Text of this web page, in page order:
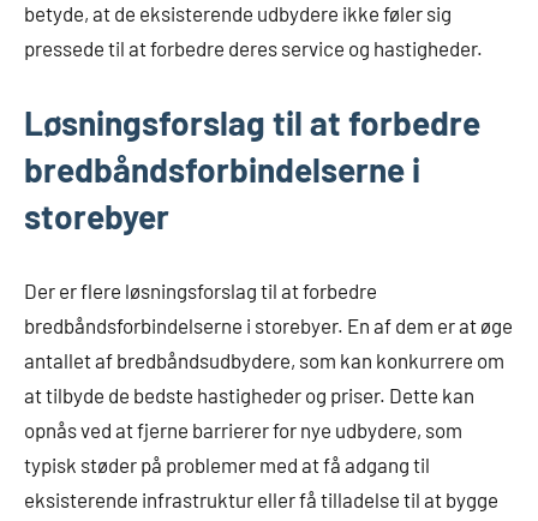
betyde, at de eksisterende udbydere ikke føler sig
pressede til at forbedre deres service og hastigheder.
Løsningsforslag til at forbedre
bredbåndsforbindelserne i
storebyer
Der er flere løsningsforslag til at forbedre
bredbåndsforbindelserne i storebyer. En af dem er at øge
antallet af bredbåndsudbydere, som kan konkurrere om
at tilbyde de bedste hastigheder og priser. Dette kan
opnås ved at fjerne barrierer for nye udbydere, som
typisk støder på problemer med at få adgang til
eksisterende infrastruktur eller få tilladelse til at bygge